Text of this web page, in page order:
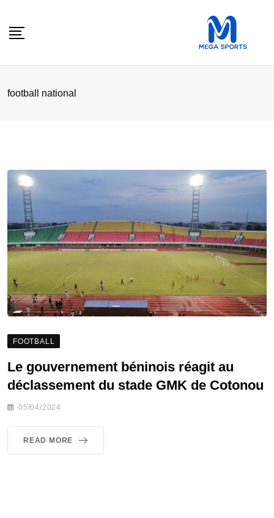
football national
FOOTBALL
Le gouvernement béninois réagit au
déclassement du stade GMK de Cotonou
05/04/2024
READ MORE